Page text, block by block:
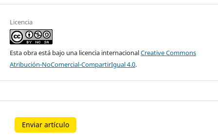
Licencia
Esta obra está bajo una licencia internacionalCreative Commons
Atribución-NoComercial-CompartirIgual 4.0.
Enviar artículo